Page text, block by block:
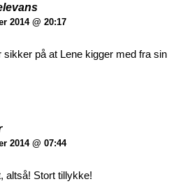
2014 @ 20:17
sikker på at Lene kigger med fra sin
2014 @ 07:44
altså! Stort tillykke!